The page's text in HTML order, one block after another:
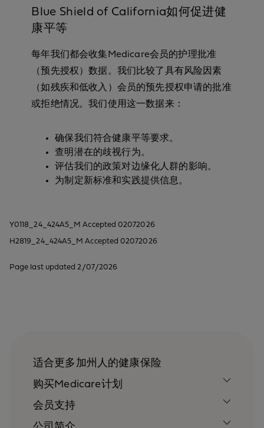
Blue Shield of California如何促进健
康平等
每年我们都会收集Medicare会员的护理批准
（预先授权）数据。我们比较了具有风险因素
（如残疾和低收入）会员的预先授权申请的批准
或拒绝情况。我们使用这一数据来：
确保我们符合健康平等要求。
查明潜在的歧视行为。
评估我们的政策对边缘化人群的影响。
为制定新标准和实践提供信息。
Y0118_24_424A5_M Accepted 02072026
H2819_24_424A5_M Accepted 02072026
Page last updated 2/07/2026
适合更多加州人的健康保险
购买Medicare计划
会员支持